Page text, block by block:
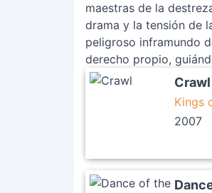
maestras de la
drama y la tensión de
peligroso inframundo
derecho propio,
Crawl
Kings
2007